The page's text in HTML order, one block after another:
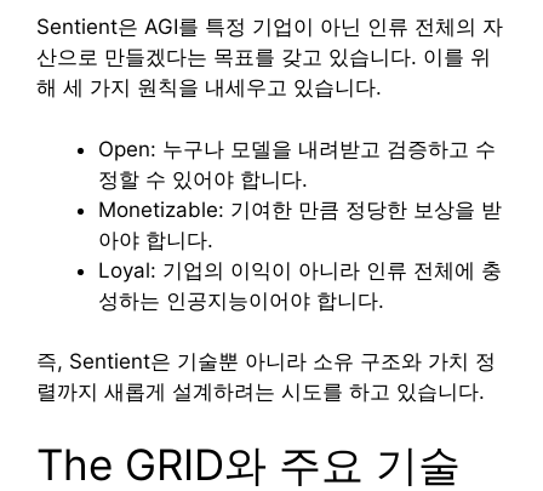
Sentient은 AGI를 특정 기업이 아닌 인류 전체의 자
산으로 만들겠다는 목표를 갖고 있습니다. 이를 위
해 세 가지 원칙을 내세우고 있습니다.
Open: 누구나 모델을 내려받고 검증하고 수
정할 수 있어야 합니다.
Monetizable: 기여한 만큼 정당한 보상을 받
아야 합니다.
Loyal: 기업의 이익이 아니라 인류 전체에 충
성하는 인공지능이어야 합니다.
즉, Sentient은 기술뿐 아니라 소유 구조와 가치 정
렬까지 새롭게 설계하려는 시도를 하고 있습니다.
The GRID와 주요 기술